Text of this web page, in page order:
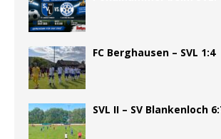
FC Berghausen – SVL 1:4
SVL II – SV Blankenloch